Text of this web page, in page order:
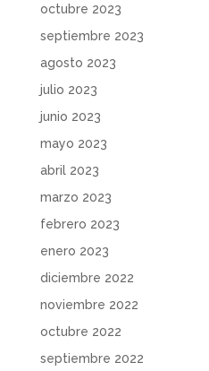
octubre 2023
septiembre 2023
agosto 2023
julio 2023
junio 2023
mayo 2023
abril 2023
marzo 2023
febrero 2023
enero 2023
diciembre 2022
noviembre 2022
octubre 2022
septiembre 2022